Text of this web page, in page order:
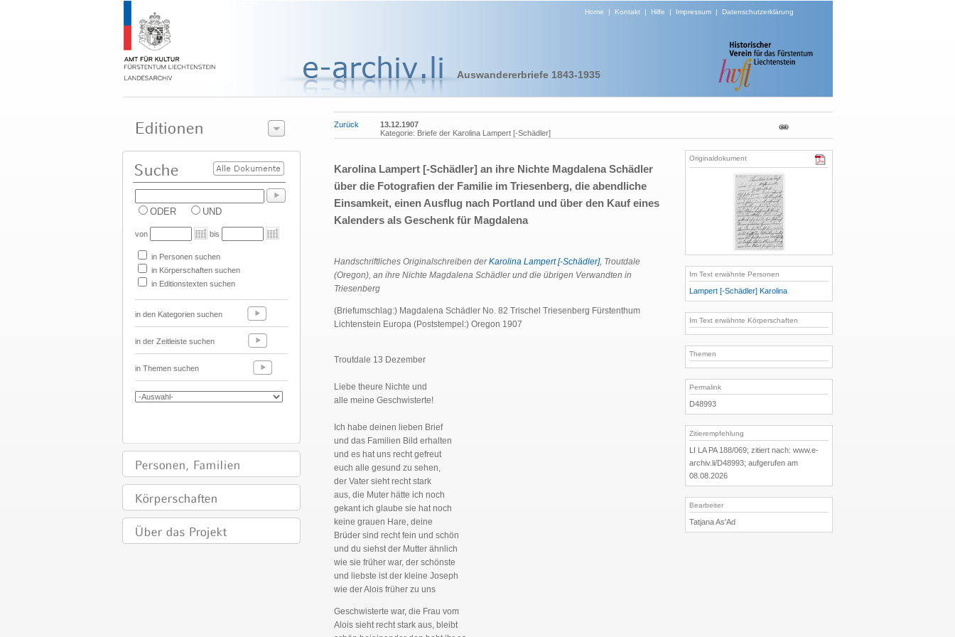
Home | Kontakt| Hilfe | Impressum| Datenschutzerklärung
Auswandererbriefe 1843-1935
ODER UND
von bis
in Personen suchen
in Körperschaften suchen
in Editionstexten suchen
in den Kategorien suchen
in der Zeitleiste suchen
in Themen suchen
Zurück
13.12.1907
Kategorie: Briefe der Karolina Lampert [-Schädler]
Karolina Lampert [-Schädler] an ihre Nichte Magdalena Schädler
über die Fotografien der Familie im Triesenberg, die abendliche
Einsamkeit, einen Ausflug nach Portland und über den Kauf eines
Kalenders als Geschenk für Magdalena
Handschriftliches Originalschreiben derKarolina Lampert [-Schädler], Troutdale
(Oregon), an ihre Nichte Magdalena Schädler und die übrigen Verwandten in
Triesenberg
(Briefumschlag:) Magdalena Schädler No. 82 Trischel Triesenberg Fürstenthum
Lichtenstein Europa (Poststempel:) Oregon 1907
Troutdale 13 Dezember
Liebe theure Nichte und
alle meine Geschwisterte!
Ich habe deinen lieben Brief
und das Familien Bild erhalten
und es hat uns recht gefreut
euch alle gesund zu sehen,
der Vater sieht recht stark
aus, die Muter hätte ich noch
gekant ich glaube sie hat noch
keine grauen Hare, deine
Brüder sind recht fein und schön
und du siehst der Mutter ähnlich
wie sie früher war, der schönste
und liebste ist der kleine Joseph
wie der Alois früher zu uns
Geschwisterte war, die Frau vom
Alois sieht recht stark aus, bleibt
Originaldokument
Im Text erwähnte Personen
Lampert [-Schädler] Karolina
Im Text erwähnte Körperschaften
Themen
Permalink
D48993
Zitierempfehlung
LI LA PA 188/069; zitiert nach: www.e-
archiv.li/D48993; aufgerufen am
08.08.2026
Bearbeiter
Tatjana As'Ad